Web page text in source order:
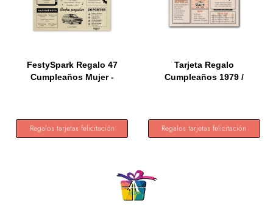
FestySpark Regalo 47
Cumpleaños Mujer -
Regalos tarjetas felicitación
Tarjeta Regalo
Cumpleaños 1979 /
Regalos tarjetas felicitación